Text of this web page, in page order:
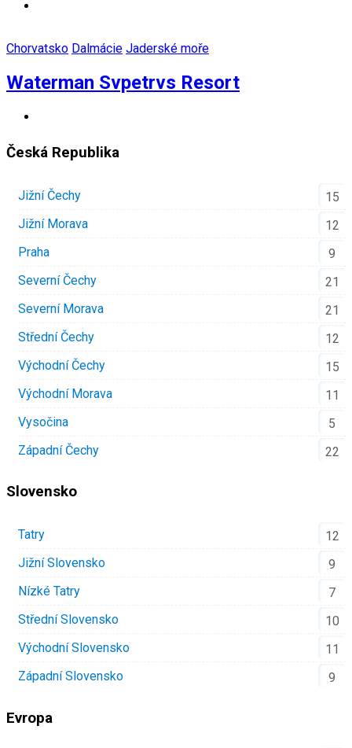
Chorvatsko Dalmácie Jaderské moře
Waterman Svpetrvs Resort
Česká Republika
Jižní Čechy
15
Jižní Morava
12
Praha
9
Severní Čechy
21
Severní Morava
21
Střední Čechy
12
Východní Čechy
15
Východní Morava
11
Vysočina
5
Západní Čechy
22
Slovensko
Tatry
12
Jižní Slovensko
9
Nízké Tatry
7
Střední Slovensko
10
Východní Slovensko
11
Západní Slovensko
9
Evropa